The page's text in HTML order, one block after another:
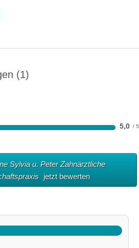
1
5,0
Sylvia u. Peter Zahnärztliche
jetzt bewerten